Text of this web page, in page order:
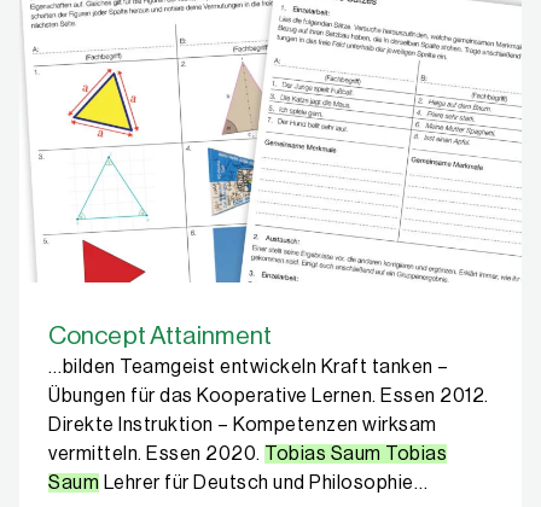
Concept Attainment
…bilden Teamgeist entwickeln Kraft tanken –
Übungen für das Kooperative Lernen. Essen 2012.
Direkte Instruktion – Kompetenzen wirksam
vermitteln. Essen 2020. Tobias Saum Tobias
Saum Lehrer für Deutsch und Philosophie…